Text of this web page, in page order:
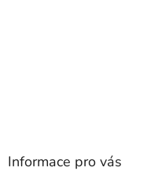
Informace pro vás